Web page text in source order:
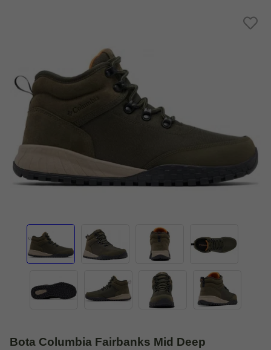
Bota Columbia Fairbanks Mid Deep